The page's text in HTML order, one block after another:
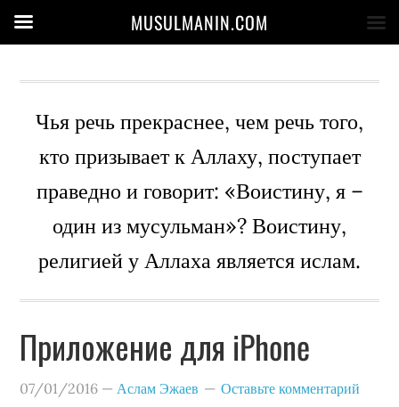
Чья речь прекраснее, чем речь того,
кто призывает к Аллаху, поступает
праведно и говорит: «Воистину, я –
один из мусульман»? Воистину,
религией у Аллаха является ислам.
Приложение для iPhone
07/01/2016 —Аслам Эжаев Оставьте комментарий
MUSULMANIN.COM